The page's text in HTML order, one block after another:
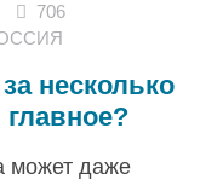
706
несколько
может даже